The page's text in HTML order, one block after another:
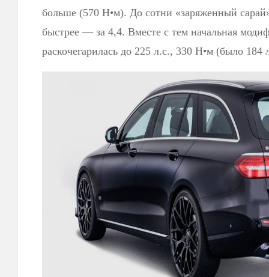
больше (570 Н•м). До сотни «заряженный
быстрее — за 4,4. Вместе с тем начальная
раскочегарилась до 225 л.с., 330 Н•м (было 184